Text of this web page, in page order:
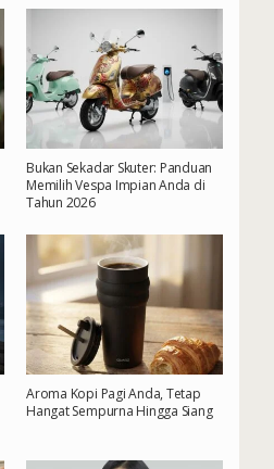
Bukan Sekadar Skuter: Panduan
Memilih Vespa Impian Anda di
Tahun 2026
Aroma Kopi Pagi Anda, Tetap
Hangat Sempurna Hingga Siang